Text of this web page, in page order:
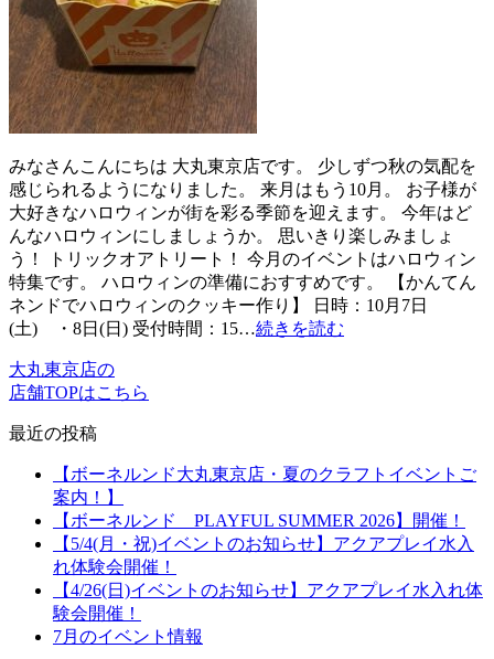
みなさんこんにちは 大丸東京店です。 少しずつ秋の気配を
感じられるようになりました。 来月はもう10月。 お子様が
大好きなハロウィンが街を彩る季節を迎えます。 今年はど
んなハロウィンにしましょうか。 思いきり楽しみましょ
う！ トリックオアトリート！ 今月のイベントはハロウィン
特集です。 ハロウィンの準備におすすめです。 【かんてん
ネンドでハロウィンのクッキー作り】 日時：10月7日
(土) ・8日(日) 受付時間：15…続きを読む
大丸東京店の
店舗TOPはこちら
最近の投稿
【ボーネルンド大丸東京店・夏のクラフトイベントご
案内！】
【ボーネルンド PLAYFUL SUMMER 2026】開催！
【5/4(月・祝)イベントのお知らせ】アクアプレイ水入
れ体験会開催！
【4/26(日)イベントのお知らせ】アクアプレイ水入れ体
験会開催！
7月のイベント情報